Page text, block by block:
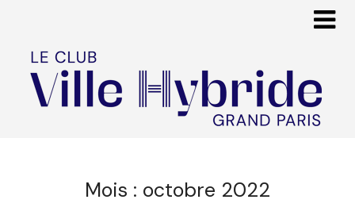
Mois : octobre 2022